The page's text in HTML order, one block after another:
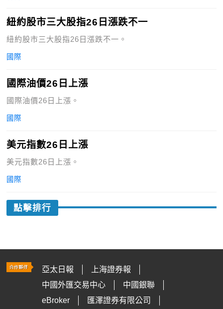
紐約股市三大股指26日漲跌不一
紐約股市三大股指26日漲跌不一。
國際
國際油價26日上漲
國際油價26日上漲。
國際
美元指數26日上漲
美元指數26日上漲。
國際
點擊排行
亞太日報
上海證券報
中國外匯交易中心
中國銀聯
eBroker
匯澤證券有限公司